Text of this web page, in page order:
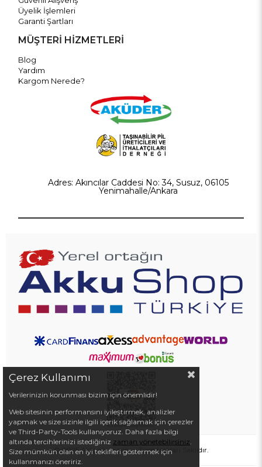
Üyelik İşlemleri
Garanti Şartları
MÜŞTERİ HİZMETLERİ
Blog
Yardım
Kargom Nerede?
Adres: Akıncılar Caddesi No: 34, Susuz, 06105
Yenimahalle/Ankara
© 2025 Akkushop.com - Tüm Hakları Saklıdır.
Çerez Kullanımı
Verilerinizin korunması bizim için önemlidir!
Web sitesinin performansını iyileştirmek, analizler
yapmak ve size sizinle ilgili içerik sağlamak için çerezler
ve Third-Party-Tools kullanıyoruz. Daha fazla bilgi
altında tercihlerinizi istediğiniz zaman yönetebilirsiniz.
Size mümkün olan en iyi teklifleri göstermek için
kullanmanızı öneririz.